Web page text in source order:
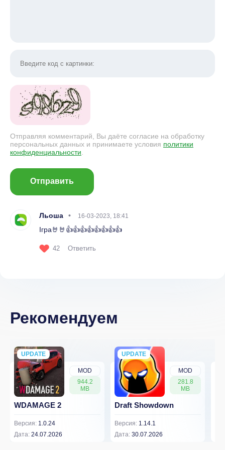
Отправляя комментарий, Вы даёте согласие на обработку
персональных данных и принимаете условия политики
конфиденциальности
Отправить
Льоша 16-03-2023, 18:41
Ігра🤘🤘👍👍👍👍👍👍👍👍
42 Ответить
Рекомендуем
MOD
944.2
MB
UPDATE
NEW
WDAMAGE 2
Версия: 1.0.24
Дата: 24.07.2026
MOD
281.8
MB
UPDATE
NEW
Draft Showdown
Версия: 1.14.1
Дата: 30.07.2026